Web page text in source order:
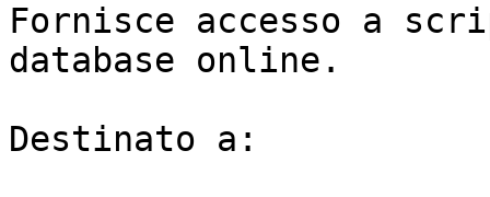
Fornisce accesso a
database online.
Destinato a: